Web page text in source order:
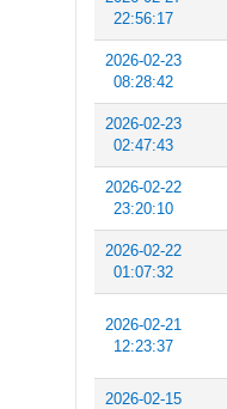
22:56:17
2026-02-23
08:28:42
2026-02-23
02:47:43
2026-02-22
23:20:10
2026-02-22
01:07:32
2026-02-21
12:23:37
2026-02-15